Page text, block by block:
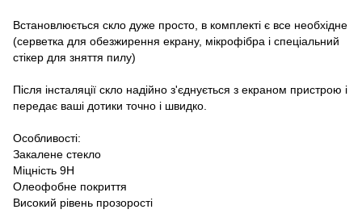
Встановлюється скло дуже просто, в комплекті є все необхідне
(серветка для обезжирення екрану, мікрофібра і спеціальний
стікер для зняття пилу)
Після інсталяції скло надійно з'єднується з екраном пристрою і
передає ваші дотики точно і швидко.
Особливості:
Закалене стекло
Міцність 9Н
Олеофобне покриття
Високий рівень прозорості